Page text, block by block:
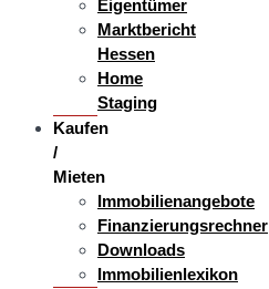
Eigentümer
Marktbericht
Hessen
Home
Staging
Kaufen
/
Mieten
Immobilienangebote
Finanzierungsrechner
Downloads
Immobilienlexikon